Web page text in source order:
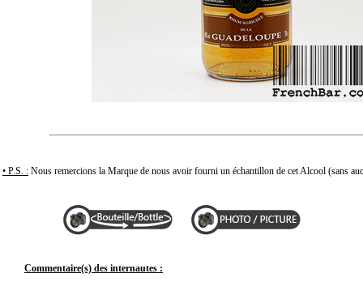
• P.S. : Nous remercions la Marque de nous avoir fourni un échantillon de cet Alcool (sans
Commentaire(s) des internautes :